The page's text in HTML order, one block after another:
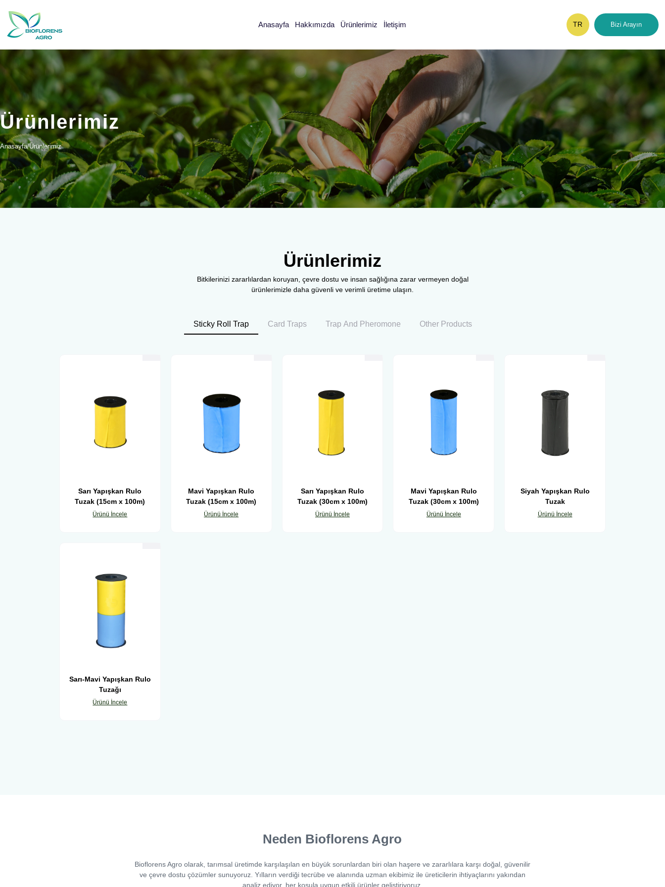
Anasayfa Hakkımızda Ürünlerimiz İletişim TR Bizi Arayın
Ürünlerimiz
Anasayfa/Ürünlerimiz
Ürünlerimiz
Bitkilerinizi zararlılardan koruyan, çevre dostu ve insan sağlığına zarar vermeyen doğal
ürünlerimizle daha güvenli ve verimli üretime ulaşın.
Sticky Roll Trap Card Traps Trap And Pheromone Other Products
Sarı Yapışkan Rulo
Tuzak (15cm x 100m)
Ürünü İncele
Mavi Yapışkan Rulo
Tuzak (15cm x 100m)
Ürünü İncele
Sarı Yapışkan Rulo
Tuzak (30cm x 100m)
Ürünü İncele
Mavi Yapışkan Rulo
Tuzak (30cm x 100m)
Ürünü İncele
Siyah Yapışkan Rulo
Tuzak
Ürünü İncele
Sarı-Mavi Yapışkan Rulo
Tuzağı
Ürünü İncele
Neden Bioflorens Agro
Bioflorens Agro olarak, tarımsal üretimde karşılaşılan en büyük sorunlardan biri olan haşere ve zararlılara karşı doğal, güvenilir
ve çevre dostu çözümler sunuyoruz. Yılların verdiği tecrübe ve alanında uzman ekibimiz ile üreticilerin ihtiyaçlarını yakından
analiz ediyor, her koşula uygun etkili ürünler geliştiriyoruz.